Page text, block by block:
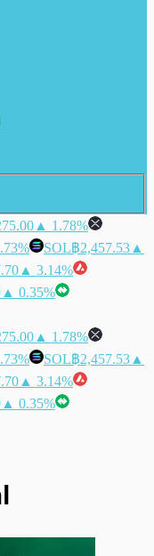
▲ 1.78%
SOL฿2,457.53 ▲
▲ 3.14%
▲ 0.35%
▲ 1.78%
SOL฿2,457.53 ▲
▲ 3.14%
▲ 0.35%